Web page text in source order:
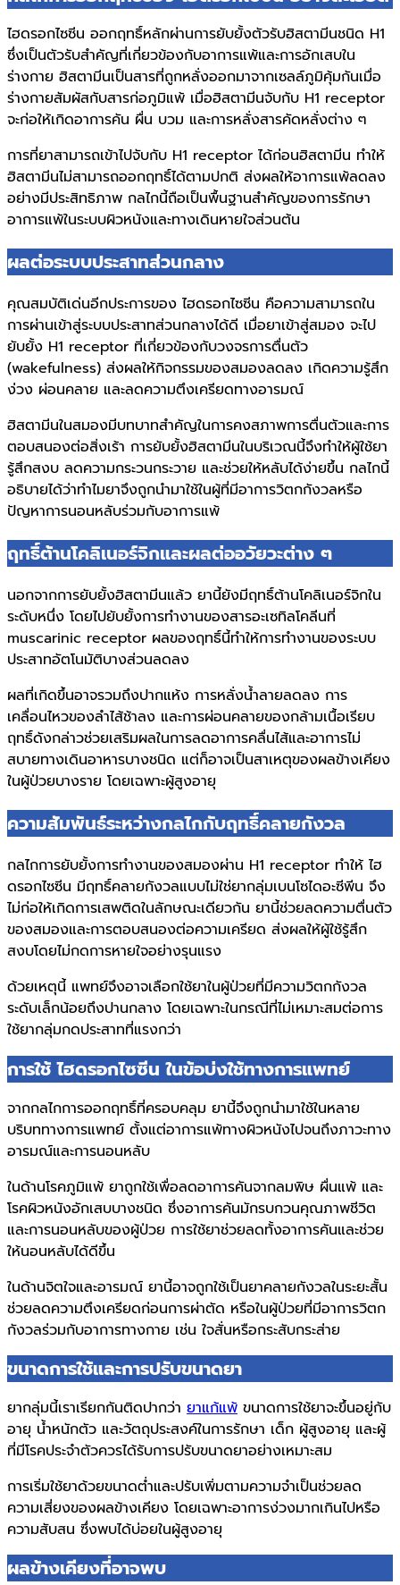
ไฮดรอกไซซีน ออกฤทธิ์หลักผ่านการยับยั้งตัวรับฮิสตามีนชนิด H1
ซึ่งเป็นตัวรับสำคัญที่เกี่ยวข้องกับอาการแพ้และการอักเสบใน
ร่างกาย ฮิสตามีนเป็นสารที่ถูกหลั่งออกมาจากเซลล์ภูมิคุ้มกันเมื่อ
ร่างกายสัมผัสกับสารก่อภูมิแพ้ เมื่อฮิสตามีนจับกับ H1 receptor
จะก่อให้เกิดอาการคัน ผื่น บวม และการหลั่งสารคัดหลั่งต่าง ๆ
การที่ยาสามารถเข้าไปจับกับ H1 receptor ได้ก่อนฮิสตามีน ทำให้
ฮิสตามีนไม่สามารถออกฤทธิ์ได้ตามปกติ ส่งผลให้อาการแพ้ลดลง
อย่างมีประสิทธิภาพ กลไกนี้ถือเป็นพื้นฐานสำคัญของการรักษา
อาการแพ้ในระบบผิวหนังและทางเดินหายใจส่วนต้น
ผลต่อระบบประสาทส่วนกลาง
คุณสมบัติเด่นอีกประการของ ไฮดรอกไซซีน คือความสามารถใน
การผ่านเข้าสู่ระบบประสาทส่วนกลางได้ดี เมื่อยาเข้าสู่สมอง จะไป
ยับยั้ง H1 receptor ที่เกี่ยวข้องกับวงจรการตื่นตัว
(wakefulness) ส่งผลให้กิจกรรมของสมองลดลง เกิดความรู้สึก
ง่วง ผ่อนคลาย และลดความตึงเครียดทางอารมณ์
ฮิสตามีนในสมองมีบทบาทสำคัญในการคงสภาพการตื่นตัวและการ
ตอบสนองต่อสิ่งเร้า การยับยั้งฮิสตามีนในบริเวณนี้จึงทำให้ผู้ใช้ยา
รู้สึกสงบ ลดความกระวนกระวาย และช่วยให้หลับได้ง่ายขึ้น กลไกนี้
อธิบายได้ว่าทำไมยาจึงถูกนำมาใช้ในผู้ที่มีอาการวิตกกังวลหรือ
ปัญหาการนอนหลับร่วมกับอาการแพ้
ฤทธิ์ต้านโคลิเนอร์จิกและผลต่ออวัยวะต่าง ๆ
นอกจากการยับยั้งฮิสตามีนแล้ว ยานี้ยังมีฤทธิ์ต้านโคลิเนอร์จิกใน
ระดับหนึ่ง โดยไปยับยั้งการทำงานของสารอะเซทิลโคลีนที่
muscarinic receptor ผลของฤทธิ์นี้ทำให้การทำงานของระบบ
ประสาทอัตโนมัติบางส่วนลดลง
ผลที่เกิดขึ้นอาจรวมถึงปากแห้ง การหลั่งน้ำลายลดลง การ
เคลื่อนไหวของลำไส้ช้าลง และการผ่อนคลายของกล้ามเนื้อเรียบ
ฤทธิ์ดังกล่าวช่วยเสริมผลในการลดอาการคลื่นไส้และอาการไม่
สบายทางเดินอาหารบางชนิด แต่ก็อาจเป็นสาเหตุของผลข้างเคียง
ในผู้ป่วยบางราย โดยเฉพาะผู้สูงอายุ
ความสัมพันธ์ระหว่างกลไกกับฤทธิ์คลายกังวล
กลไกการยับยั้งการทำงานของสมองผ่าน H1 receptor ทำให้ ไฮ
ดรอกไซซีน มีฤทธิ์คลายกังวลแบบไม่ใช่ยากลุ่มเบนโซไดอะซีพีน จึง
ไม่ก่อให้เกิดการเสพติดในลักษณะเดียวกัน ยานี้ช่วยลดความตื่นตัว
ของสมองและการตอบสนองต่อความเครียด ส่งผลให้ผู้ใช้รู้สึก
สงบโดยไม่กดการหายใจอย่างรุนแรง
ด้วยเหตุนี้ แพทย์จึงอาจเลือกใช้ยาในผู้ป่วยที่มีความวิตกกังวล
ระดับเล็กน้อยถึงปานกลาง โดยเฉพาะในกรณีที่ไม่เหมาะสมต่อการ
ใช้ยากลุ่มกดประสาทที่แรงกว่า
การใช้ ไฮดรอกไซซีน ในข้อบ่งใช้ทางการแพทย์
จากกลไกการออกฤทธิ์ที่ครอบคลุม ยานี้จึงถูกนำมาใช้ในหลาย
บริบททางการแพทย์ ตั้งแต่อาการแพ้ทางผิวหนังไปจนถึงภาวะทาง
อารมณ์และการนอนหลับ
ในด้านโรคภูมิแพ้ ยาถูกใช้เพื่อลดอาการคันจากลมพิษ ผื่นแพ้ และ
โรคผิวหนังอักเสบบางชนิด ซึ่งอาการคันมักรบกวนคุณภาพชีวิต
และการนอนหลับของผู้ป่วย การใช้ยาช่วยลดทั้งอาการคันและช่วย
ให้นอนหลับได้ดีขึ้น
ในด้านจิตใจและอารมณ์ ยานี้อาจถูกใช้เป็นยาคลายกังวลในระยะสั้น
ช่วยลดความตึงเครียดก่อนการผ่าตัด หรือในผู้ป่วยที่มีอาการวิตก
กังวลร่วมกับอาการทางกาย เช่น ใจสั่นหรือกระสับกระส่าย
ขนาดการใช้และการปรับขนาดยา
ยากลุ่มนี้เราเรียกกันติดปากว่า ยาแก้แพ้ ขนาดการใช้ยาจะขึ้นอยู่กับ
อายุ น้ำหนักตัว และวัตถุประสงค์ในการรักษา เด็ก ผู้สูงอายุ และผู้
ที่มีโรคประจำตัวควรได้รับการปรับขนาดยาอย่างเหมาะสม
การเริ่มใช้ยาด้วยขนาดต่ำและปรับเพิ่มตามความจำเป็นช่วยลด
ความเสี่ยงของผลข้างเคียง โดยเฉพาะอาการง่วงมากเกินไปหรือ
ความสับสน ซึ่งพบได้บ่อยในผู้สูงอายุ
ผลข้างเคียงที่อาจพบ